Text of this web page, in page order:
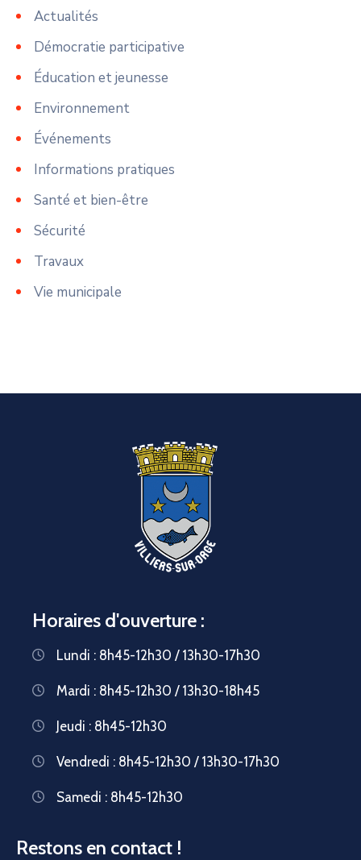
Actualités
Démocratie participative
Éducation et jeunesse
Environnement
Événements
Informations pratiques
Santé et bien-être
Sécurité
Travaux
Vie municipale
Horaires d'ouverture :
Lundi : 8h45-12h30 / 13h30-17h30
Mardi : 8h45-12h30 / 13h30-18h45
Jeudi : 8h45-12h30
Vendredi : 8h45-12h30 / 13h30-17h30
Samedi : 8h45-12h30
Restons en contact !